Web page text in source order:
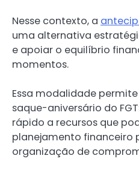
Nesse contexto, a
uma alternativa
e apoiar o equilíbrio
momentos.
Essa modalidade
saque-aniversário do
rápido a recursos que
planejamento financeiro
organização de